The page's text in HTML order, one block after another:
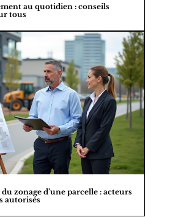
au quotidien : conseils
tous
zonage d’une parcelle : acteurs
autorisés